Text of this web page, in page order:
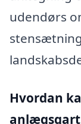
udendørs
Hvordan